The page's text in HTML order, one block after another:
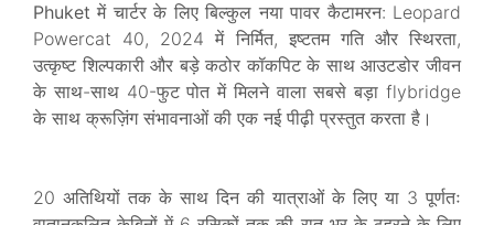
Phuket में चार्टर के लिए बिल्कुल नया पावर कैटामरन: Leopard
Powercat 40, 2024 में निर्मित, इष्टतम गति और स्थिरता,
उत्कृष्ट शिल्पकारी और बड़े कठोर कॉकपिट के साथ आउटडोर जीवन
के साथ-साथ 40-फुट पोत में मिलने वाला सबसे बड़ा flybridge
के साथ क्रूज़िंग संभावनाओं की एक नई पीढ़ी प्रस्तुत करता है।
20 अतिथियों तक के साथ दिन की यात्राओं के लिए या 3 पूर्णतः